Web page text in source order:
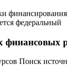
федеральный
финансовых
Поиск